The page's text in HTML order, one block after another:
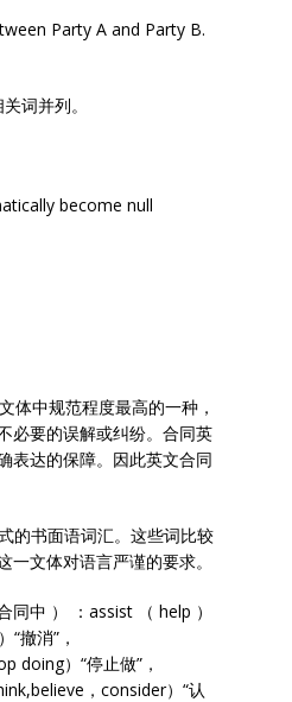
Party A and Party B.
词并列。
become null
体中规范程度最高的一种，
必要的误解或纠纷。合同英
表达的保障。因此英文合同
的书面语词汇。这些词比较
文体对语言严谨的要求。
中 ） ：assist （ help ）
撤消”，
doing）“停止做”，
，consider）“认